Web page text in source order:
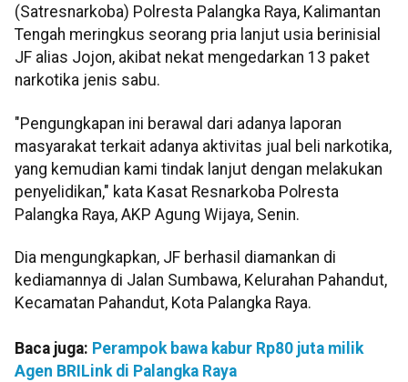
(Satresnarkoba) Polresta Palangka Raya, Kalimantan
Tengah meringkus seorang pria lanjut usia berinisial
JF alias Jojon, akibat nekat mengedarkan 13 paket
narkotika jenis sabu.
"Pengungkapan ini berawal dari adanya laporan
masyarakat terkait adanya aktivitas jual beli narkotika,
yang kemudian kami tindak lanjut dengan melakukan
penyelidikan," kata Kasat Resnarkoba Polresta
Palangka Raya, AKP Agung Wijaya, Senin.
Dia mengungkapkan, JF berhasil diamankan di
kediamannya di Jalan Sumbawa, Kelurahan Pahandut,
Kecamatan Pahandut, Kota Palangka Raya.
Baca juga: Perampok bawa kabur Rp80 juta milik
Agen BRILink di Palangka Raya